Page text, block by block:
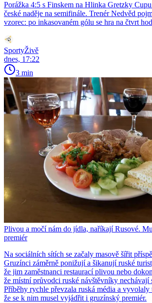
Porážka 4:5 s Finskem na Hlinka Gretzky
české naděje na semifinále. Trenér Nedvěd
vzorec: po inkasovaném gólu se hra na čtvrt
SportyŽivě
dnes, 17:22
3 min
Plivou a močí nám do jídla, naříkají Rusové.
premiér
Na sociálních sítích se začaly masově šířit
Gruzínci záměrně ponižují a šikanují ruské
že jim zaměstnanci restaurací plivou nebo
že místní průvodci ruské návštěvníky nechávají
Příběhy rychle převzala ruská média a vyvolaly
že se k nim musel vyjádřit i gruzínský premiér.